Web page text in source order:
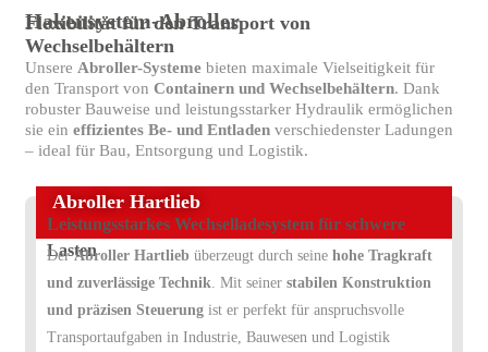
Hakensystem-Abroller
Flexibilität für den Transport von
Wechselbehältern
Unsere Abroller-Systemebieten maximale Vielseitigkeit für
den Transport von Containern und Wechselbehältern. Dank
robuster Bauweise und leistungsstarker Hydraulik ermöglichen
sie ein effizientes Be- und Entladenverschiedenster Ladungen
– ideal für Bau, Entsorgung und Logistik.
Abroller Hartlieb
Leistungsstarkes Wechselladesystem für schwere
Lasten
DerAbroller Hartlieb überzeugt durch seine hohe Tragkraft
und zuverlässige Technik . Mit seiner stabilen Konstruktion
und präzisen Steuerungist er perfekt für anspruchsvolle
Transportaufgaben in Industrie, Bauwesen und Logistik